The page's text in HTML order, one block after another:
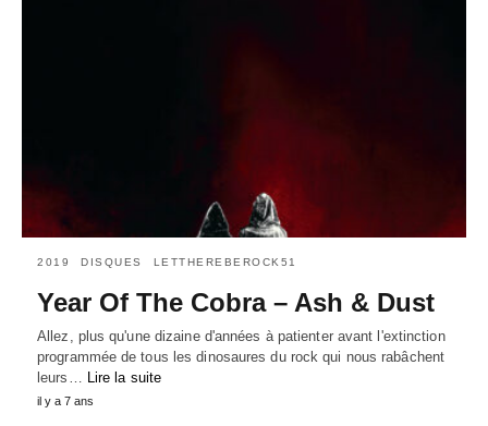
2019 DISQUES LETTHEREBEROCK51
Year Of The Cobra – Ash & Dust
Allez, plus qu'une dizaine d'années à patienter avant l'extinction
programmée de tous les dinosaures du rock qui nous rabâchent
leurs… Lire la suite
il y a 7 ans